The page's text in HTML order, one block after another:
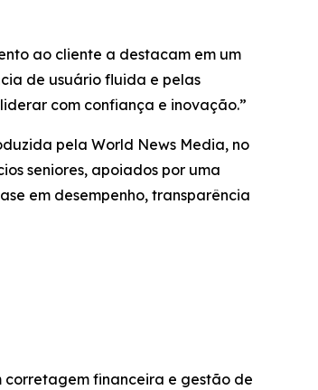
ao cliente a destacam em um
de usuário fluida e pelas
com confiança e inovação.”
pela World News Media, no
seniores, apoiados por uma
em desempenho, transparência
corretagem financeira e gestão de